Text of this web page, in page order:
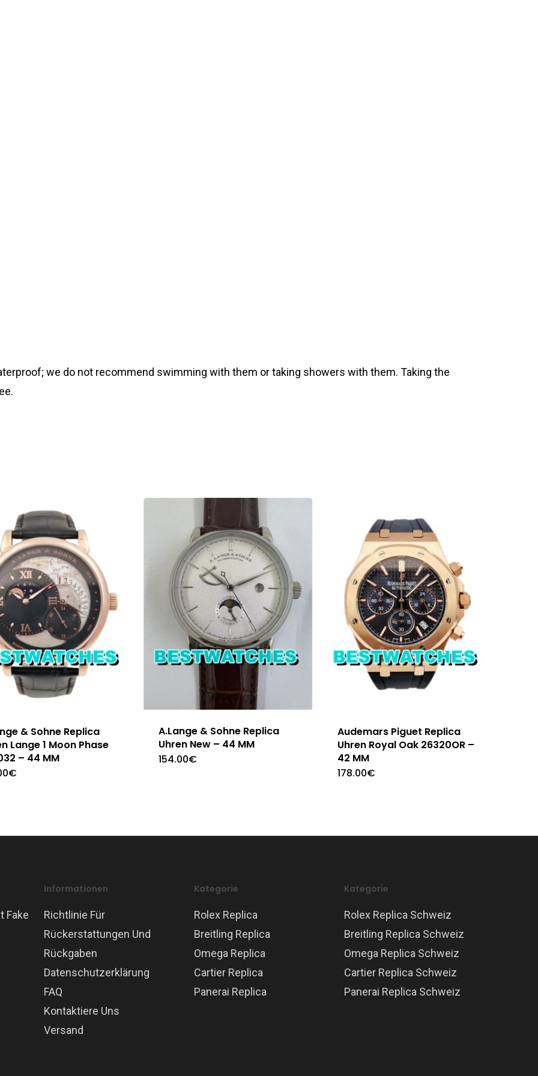
we do not recommend swimming with them or taking showers with them. Taking the
& Sohne Replica
Lange 1 Moon Phase
– 44 MM
€
A.Lange & Sohne Replica
Uhren New – 44 MM
154.00€
Audemars Piguet Replica
Uhren Royal Oak 26320OR –
42 MM
178.00€
Fake
Informationen
Richtlinie Für
Rückerstattungen Und
Rückgaben
Datenschutzerklärung
FAQ
Kontaktiere Uns
Versand
Kategorie
Rolex Replica
Breitling Replica
Omega Replica
Cartier Replica
Panerai Replica
Kategorie
Rolex Replica Schweiz
Breitling Replica Schweiz
Omega Replica Schweiz
Cartier Replica Schweiz
Panerai Replica Schweiz